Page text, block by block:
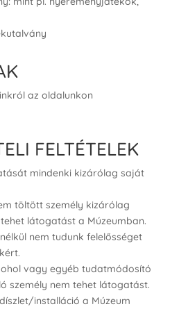
az oldalunkon
FELTÉTELEK
mindenki kizárólag saját
töltött személy kizárólag
látogatást a Múzeumban.
nem tudunk felelősséget
vagy egyéb tudatmódosító
személy nem tehet látogatást.
installáció a Múzeum